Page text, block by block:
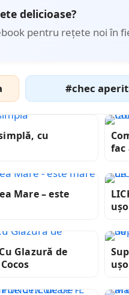
delicioase?
pentru rețete noi în
#chec
cu
fac
Mare – este
Glazură de